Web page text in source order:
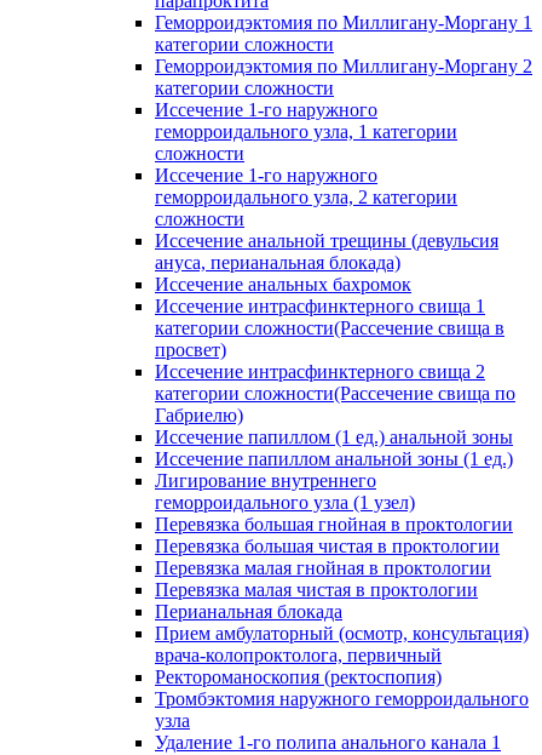
Геморроидэктомия по Миллигану-Моргану 1
категории сложности
Геморроидэктомия по Миллигану-Моргану 2
категории сложности
Иссечение 1-го наружного
геморроидального узла, 1 категории
сложности
Иссечение 1-го наружного
геморроидального узла, 2 категории
сложности
Иссечение анальной трещины (девульсия
ануса, перианальная блокада)
Иссечение анальных бахромок
Иссечение интрасфинктерного свища 1
категории сложности(Рассечение свища в
просвет)
Иссечение интрасфинктерного свища 2
категории сложности(Рассечение свища по
Габриелю)
Иссечение папиллом (1 ед.) анальной зоны
Иссечение папиллом анальной зоны (1 ед.)
Лигирование внутреннего
геморроидального узла (1 узел)
Перевязка большая гнойная в проктологии
Перевязка большая чистая в проктологии
Перевязка малая гнойная в проктологии
Перевязка малая чистая в проктологии
Перианальная блокада
Прием амбулаторный (осмотр, консультация)
врача-колопроктолога, первичный
Ректороманоскопия (ректоспопия)
Тромбэктомия наружного геморроидального
узла
Удаление 1-го полипа анального канала 1